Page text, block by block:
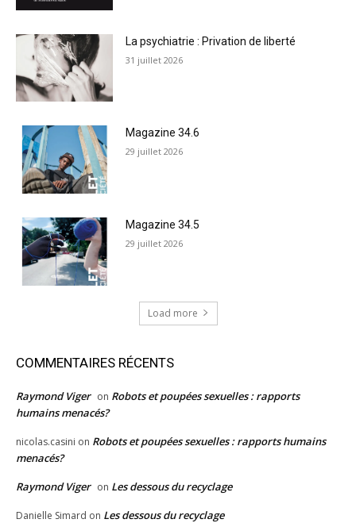
La psychiatrie : Privation de liberté
31 juillet 2026
Magazine 34.6
29 juillet 2026
Magazine 34.5
29 juillet 2026
Load more
COMMENTAIRES RÉCENTS
Raymond Viger on Robots et poupées sexuelles : rapports
humains menacés?
nicolas.casini on Robots et poupées sexuelles : rapports humains
menacés?
Raymond Viger on Les dessous du recyclage
Danielle Simard on Les dessous du recyclage